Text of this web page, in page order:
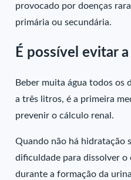
provocado por doenças
primária ou secundária.
É possível evitar
Beber muita água todos os
a três litros, é a primeira
prevenir o cálculo renal.
Quando não há hidratação
dificuldade para dissolver
durante a formação da